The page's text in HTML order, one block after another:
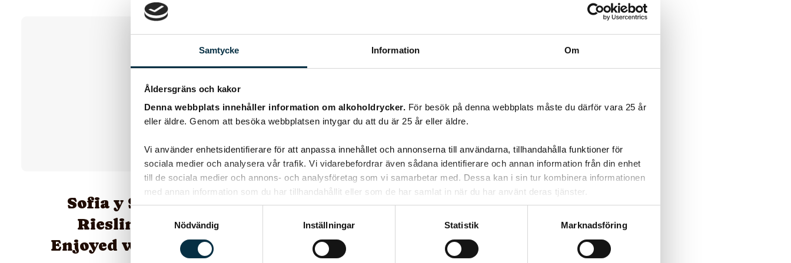
Samtycke Information Om
Åldersgräns och kakor
Denna webbplats innehåller information om alkoholdrycker. För besök på denna webbplats måste du därför vara 25 år
eller äldre. Genom att besöka webbplatsen intygar du att du är 25 år eller äldre.
Vi använder enhetsidentifierare för att anpassa innehållet och annonserna till användarna, tillhandahålla funktioner för
sociala medier och analysera vår trafik. Vi vidarebefordrar även sådana identifierare och annan information från din enhet
till de sociala medier och annons- och analysföretag som vi samarbetar med. Dessa kan i sin tur kombinera informationen
med annan information som du har tillhandahållit eller som de har samlat in när du har använt deras tjänster.
Samtyckesval
Nödvändig
Inställningar Statistik Marknadsföring
Sofia y Sebastiàn,
Riesling is Best
Enjoyed with Friends